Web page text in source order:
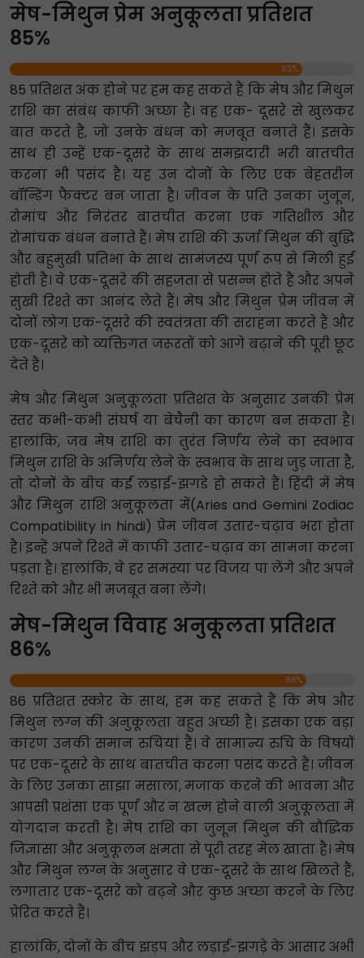
मेष-मिथुन प्रेम अनुकूलता प्रतिशत
85%
85%
85 प्रतिशत अंक होने पर हम कह सकते हैं कि मेष और मिथुन
राशि का संबंध काफी अच्छा है। वह एक- दूसरे से खुलकर
बात करते हैं, जो उनके बंधन को मजबूत बनाते हैं। इसके
साथ ही उन्हें एक-दूसरे के साथ समझदारी भरी बातचीत
करना भी पसंद है। यह उन दोनों के लिए एक बेहतरीन
बॉन्डिंग फैक्टर बन जाता है। जीवन के प्रति उनका जुनून,
रोमांच और निरंतर बातचीत करना एक गतिशील और
रोमांचक बंधन बनाते हैं। मेष राशि की ऊर्जा मिथुन की बुद्धि
और बहुमुखी प्रतिभा के साथ सामंजस्य पूर्ण रूप से मिली हुई
होती है। वे एक-दूसरे की सहजता से प्रसन्न होते हैं और अपने
सुखी रिश्ते का आनंद लेते हैं। मेष और मिथुन प्रेम जीवन में
दोनों लोग एक-दूसरे की स्वतंत्रता की सराहना करते हैं और
एक-दूसरे को व्यक्तिगत जरूरतों को आगे बढ़ाने की पूरी छूट
देते हैं।
मेष और मिथुन अनुकूलता प्रतिशत के अनुसार उनकी प्रेम
स्तर कभी-कभी संघर्ष या बेचैनी का कारण बन सकता है।
हालांकि, जब मेष राशि का तुरंत निर्णय लेने का स्वभाव
मिथुन राशि के अनिर्णय लेने के स्वभाव के साथ जुड़ जाता है,
तो दोनों के बीच कई लड़ाई-झगडे हो सकते हैं। हिंदी में मेष
और मिथुन राशि अनुकूलता में(Aries and Gemini Zodiac
Compatibility in hindi) प्रेम जीवन उतार-चढ़ाव भरा होता
है। इन्हें अपने रिश्ते में काफी उतार-चढ़ाव का सामना करना
पड़ता है। हालांकि, वे हर समस्या पर विजय पा लेंगे और अपने
रिश्ते को और भी मजबूत बना लेंगे।
मेष-मिथुन विवाह अनुकूलता प्रतिशत
86%
86%
86 प्रतिशत स्कोर के साथ, हम कह सकते हैं कि मेष और
मिथुन लग्न की अनुकूलता बहुत अच्छी है। इसका एक बड़ा
कारण उनकी समान रुचियां हैं। वे सामान्य रुचि के विषयों
पर एक-दूसरे के साथ बातचीत करना पसंद करते हैं। जीवन
के लिए उनका साझा मसाला, मजाक करने की भावना और
आपसी प्रशंसा एक पूर्ण और न खत्म होने वाली अनुकूलता में
योगदान करती है। मेष राशि का जुनून मिथुन की बौद्धिक
जिज्ञासा और अनुकूलन क्षमता से पूरी तरह मेल खाता है। मेष
और मिथुन लग्न के अनुसार वे एक-दूसरे के साथ खिलते हैं,
लगातार एक-दूसरे को बढ़ने और कुछ अच्छा करने के लिए
प्रेरित करते हैं।
हालांकि, दोनों के बीच झड़प और लड़ाई-झगड़े के आसार अभी